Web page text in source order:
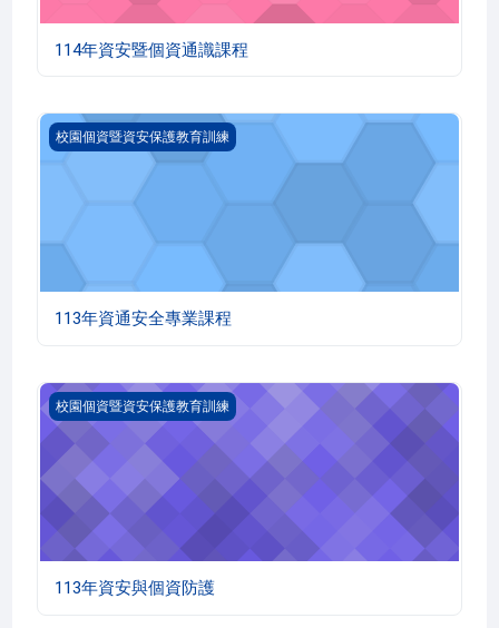
114年資安暨個資通識課程
113年資通安全專業課程
校園個資暨資安保護教育訓練
113年資通安全專業課程
113年資安與個資防護
校園個資暨資安保護教育訓練
113年資安與個資防護